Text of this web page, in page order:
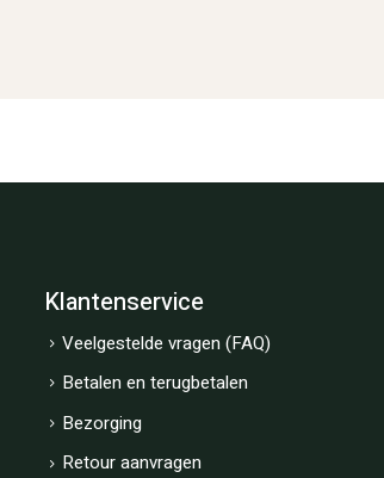
Klantenservice
Veelgestelde vragen (FAQ)
Betalen en terugbetalen
Bezorging
Retour aanvragen